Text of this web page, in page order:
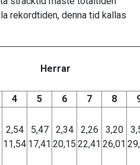
rekordtiden, denna tid kallas
Herrar
4 5 6 7 8
2,54
11,54
5,47
17,41
2,34
20,15
2,26
22,41
3,20
26,01